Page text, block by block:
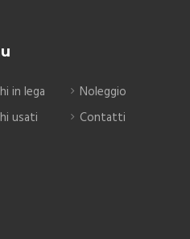
in lega
usati
Noleggio
Contatti